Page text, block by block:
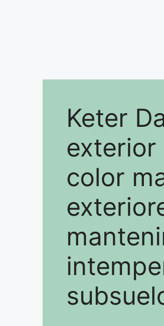
Keter
exterior
color